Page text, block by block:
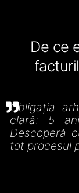
De ce
Obligația
clară: 5
Descoperă
tot procesul